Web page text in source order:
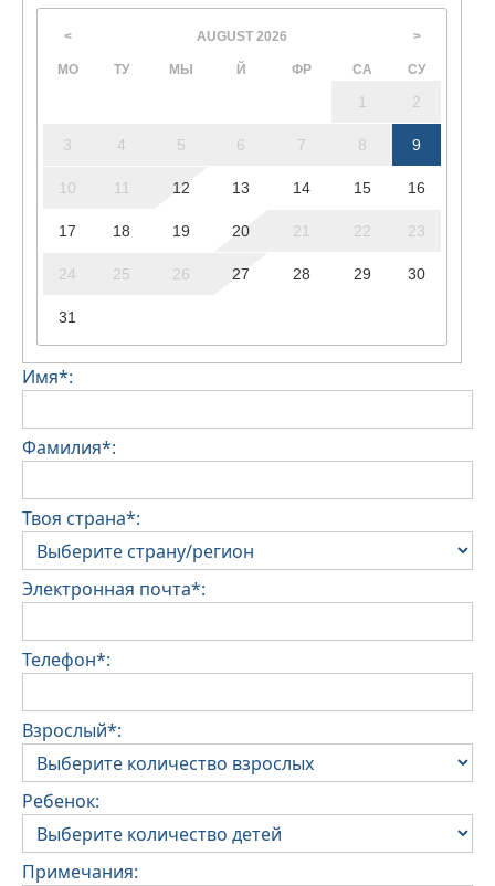
< AUGUST 2026 >
МО ТУ МЫ Й ФР СА СУ
1 2
3 4 5 6 7 8 9
10 11 12 13 14 15 16
17 18 19 20 21 22 23
24 25 26 27 28 29 30
31
Имя*:
Фамилия*:
Твоя страна*:
Электронная почта*:
Телефон*:
Взрослый*:
Ребенок:
Примечания: